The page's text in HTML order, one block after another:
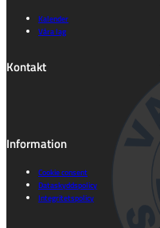
Kalender
Våra lag
Kontakt
Information
Cookie consent
Dataskyddspolicy
Integritetspolicy